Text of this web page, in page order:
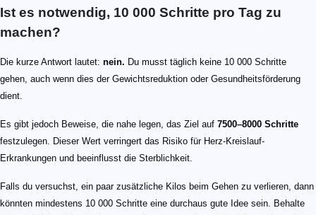
Ist es notwendig, 10 000 Schritte pro Tag zu
machen?
Die kurze Antwort lautet: nein. Du musst täglich keine 10 000 Schritte
gehen, auch wenn dies der Gewichtsreduktion oder Gesundheitsförderung
dient.
Es gibt jedoch Beweise, die nahe legen, das Ziel auf 7500–8000 Schritte
festzulegen. Dieser Wert verringert das Risiko für Herz-Kreislauf-
Erkrankungen und beeinflusst die Sterblichkeit.
Falls du versuchst, ein paar zusätzliche Kilos beim Gehen zu verlieren, dann
könnten mindestens 10 000 Schritte eine durchaus gute Idee sein. Behalte